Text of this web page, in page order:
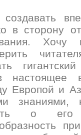
в сторону
Хочу
настоящее
Европой и
знаниями,
о его